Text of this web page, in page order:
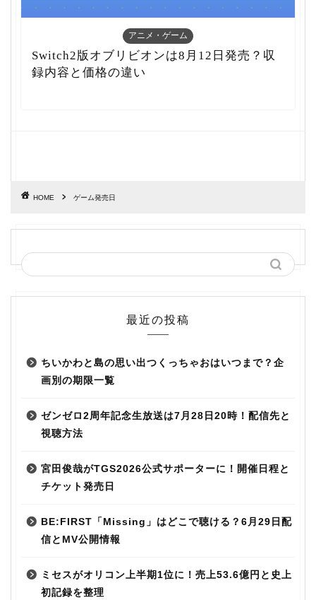
アニメ・ゲーム
Switch2版オブリビオンは8月12日発売？収
録内容と価格の違い
HOME ゲーム発売日
最近の投稿
ちいかわと島の思い出つくっちゃおはいつまで？企
画別の期限一覧
ゼンゼロ2周年記念生放送は7月28日20時！配信先と
視聴方法
宮田俊哉がTGS2026公式サポーターに！開催日程と
チケット発売日
BE:FIRST「Missing」はどこで聴ける？6月29日配
信とMV公開情報
ミセスがオリコン上半期1位に！売上53.6億円と史上
初記録を整理